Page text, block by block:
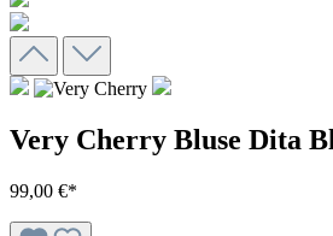
Very Cherry Bluse Dita
99,00 €*